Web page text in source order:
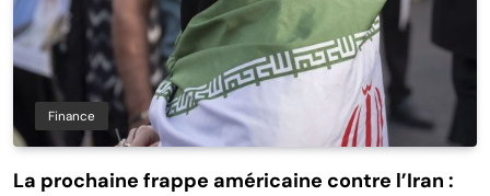
Finance
La prochaine frappe américaine contre l’Iran :